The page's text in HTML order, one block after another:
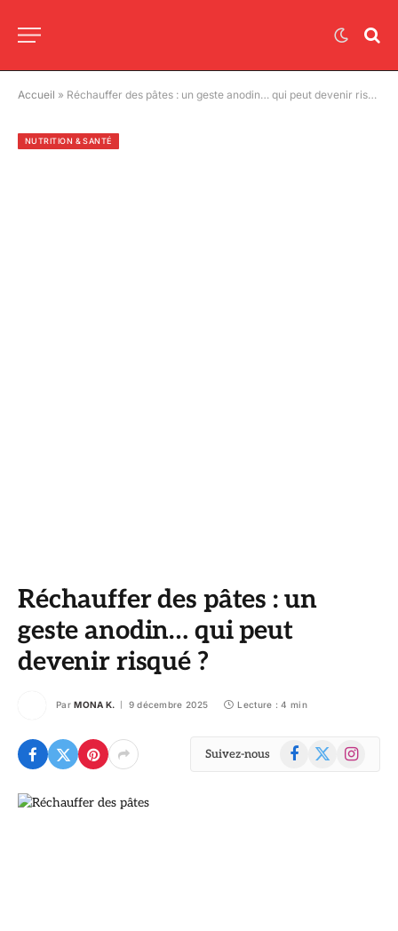
Accueil » Réchauffer des pâtes : un geste anodin… qui peut devenir risqué ?
NUTRITION & SANTÉ
Réchauffer des pâtes : un
geste anodin… qui peut
devenir risqué ?
Par MONA K. 9 décembre 2025 Lecture : 4 min
Suivez-nous Facebook
X
Instagram